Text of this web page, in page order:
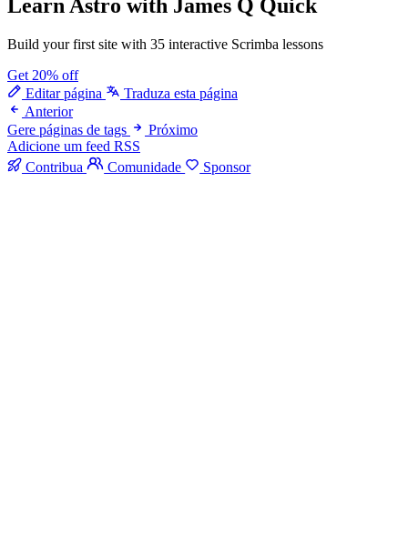
Learn Astro with James Q Quick
Build your first site with 35 interactive Scrimba lessons
Get 20% off
Editar página
Traduza esta página
Anterior
Gere páginas de tags
Próximo
Adicione um feed RSS
Contribua
Comunidade Sponsor